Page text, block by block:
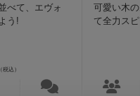
べて、エヴォ
う!
（税込）
可愛い木
て全力スピ